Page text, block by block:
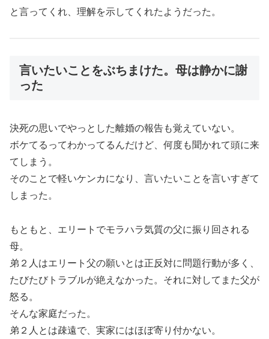
と言ってくれ、理解を示してくれたようだった。
言いたいことをぶちまけた。母は静かに謝
った
決死の思いでやっとした離婚の報告も覚えていない。
ボケてるってわかってるんだけど、何度も聞かれて頭に来
てしまう。
そのことで軽いケンカになり、言いたいことを言いすぎて
しまった。
もともと、エリートでモラハラ気質の父に振り回される
母。
弟２人はエリート父の願いとは正反対に問題行動が多く、
たびたびトラブルが絶えなかった。それに対してまた父が
怒る。
そんな家庭だった。
弟２人とは疎遠で、実家にはほぼ寄り付かない。